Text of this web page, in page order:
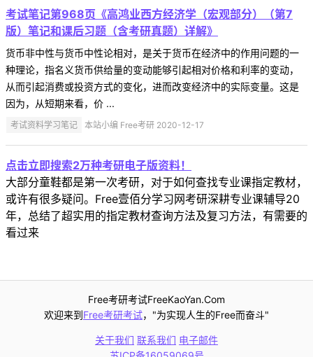
考试笔记第968页《高鸿业西方经济学（宏观部分）（第7
版）笔记和课后习题（含考研真题）详解》
货币非中性与货币中性论相对，是关于货币在经济中的作用问题的一
种理论，指名义货币供给量的变动能够引起相对价格和利率的变动，
从而引起消费或投资方式的变化，进而改变经济中的实际变量。这是
因为，从短期来看，价 ...
考试资料学习笔记 本站小编 Free考研 2020-12-17
点击立即搜索2万种考研电子版资料！
大部分童鞋都是第一次考研，对于如何查找专业课指定教材，
或许有很多疑问。Free壹佰分学习网考研深耕专业课辅导20
年，总结了超实用的指定教材查询方法及复习方法，有需要的
看过来
Free考研考试FreeKaoYan.Com
欢迎来到Free考研考试，"为实现人生的Free而奋斗"
关于我们 联系我们 电子邮件